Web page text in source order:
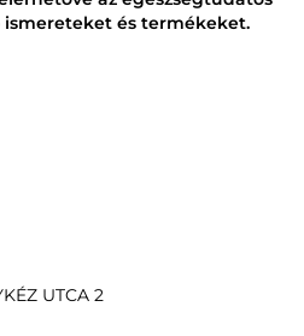
és termékeket.
UTCA 2